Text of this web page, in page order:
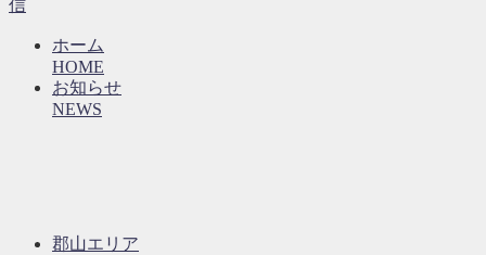
ホーム
HOME
お知らせ
NEWS
郡山エリア